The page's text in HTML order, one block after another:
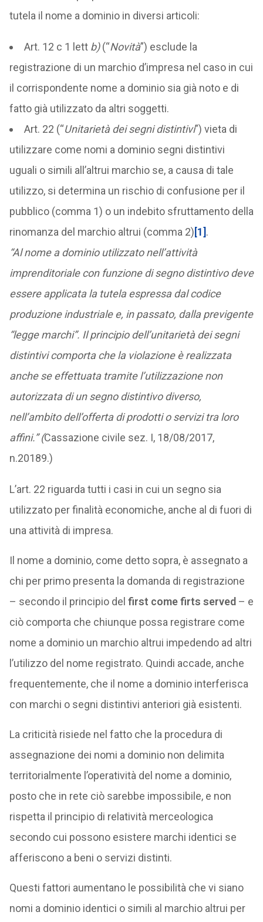
tutela il nome a dominio in diversi articoli:
Art. 12 c 1 lett b)(“Novità”) esclude la
registrazione di un marchio d’impresa nel caso in cui
il corrispondente nome a dominio sia già noto e di
fatto già utilizzato da altri soggetti.
Art. 22 (“Unitarietà dei segni distintivi”) vieta di
utilizzare come nomi a dominio segni distintivi
uguali o simili all’altrui marchio se, a causa di tale
utilizzo, si determina un rischio di confusione per il
pubblico (comma 1) o un indebito sfruttamento della
rinomanza del marchio altrui (comma 2)[1].
“Al nome a dominio utilizzato nell’attività
imprenditoriale con funzione di segno distintivo deve
essere applicata la tutela espressa dal codice
produzione industriale e, in passato, dalla previgente
“legge marchi”. Il principio dell’unitarietà dei segni
distintivi comporta che la violazione è realizzata
anche se effettuata tramite l’utilizzazione non
autorizzata di un segno distintivo diverso,
nell’ambito dell’offerta di prodotti o servizi tra loro
affini.” (Cassazione civile sez. I, 18/08/2017,
n.20189.)
L’art. 22 riguarda tutti i casi in cui un segno sia
utilizzato per finalità economiche, anche al di fuori di
una attività di impresa.
Il nome a dominio, come detto sopra, è assegnato a
chi per primo presenta la domanda di registrazione
– secondo il principio del first come firts served – e
ciò comporta che chiunque possa registrare come
nome a dominio un marchio altrui impedendo ad altri
l’utilizzo del nome registrato. Quindi accade, anche
frequentemente, che il nome a dominio interferisca
con marchi o segni distintivi anteriori già esistenti.
La criticità risiede nel fatto che la procedura di
assegnazione dei nomi a dominio non delimita
territorialmente l’operatività del nome a dominio,
posto che in rete ciò sarebbe impossibile, e non
rispetta il principio di relatività merceologica
secondo cui possono esistere marchi identici se
afferiscono a beni o servizi distinti.
Questi fattori aumentano le possibilità che vi siano
nomi a dominio identici o simili al marchio altrui per